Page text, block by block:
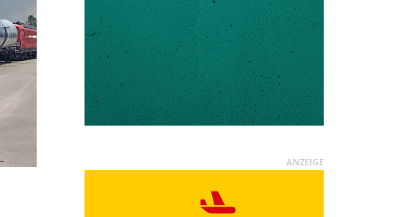
ANZEIGE